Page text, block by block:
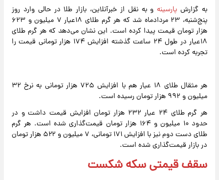
به گزارش پارسینهو به نقل از خبرآنلاین، بازار طلا در حالی وارد روز
پنج‌شنبه، ۲۳ مردادماه شد که هر گرم طلای ۱۸عیار ۷ میلیون و ۶۲۳
هزار تومان قیمت پیدا کرده است. این نشان می‌دهد که هر گرم طلای
۱۸عیار در طول ۲۴ ساعت گذشته افزایش ۱۷۴ هزار تومانی قیمت را
تجربه کرده است.
هر مثقال طلای ۱۸ عیار هم با افزایش ۷۲۵ هزار تومانی به نرخ ۳۲
میلیون و ۹۹۲ هزار تومان رسیده است.
هر گرم طلای ۲۴ عیار ۲۳۲ هزار تومان افزایش قیمت داشت و در
حدود ۱۰ میلیون و ۱۶۴ هزار تومان قیمت‌گذاری شده است. هر گرم
طلای دست دوم نیز با افزایش ۱۷۱ تومانی، ۷ میلیون و ۵۲۲ هزار تومان
در بازار قیمت‌گذاری شده است.
سقف قیمتی سکه شکست